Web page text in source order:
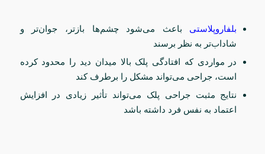
بلفاروپلاستی باعث می‌شود چشم‌ها بازتر، جوان‌تر و
شاداب‌تر به نظر برسند
در مواردی که افتادگی پلک بالا میدان دید را محدود کرده
است، جراحی می‌تواند مشکل را برطرف کند
نتایج مثبت جراحی پلک می‌تواند تأثیر زیادی در افزایش
اعتماد به نفس فرد داشته باشد